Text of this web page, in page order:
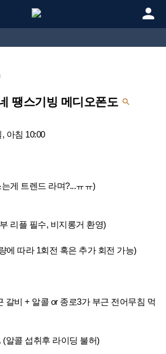

땡스기빙 메디오폰도 
아침 10:00
게 트렌드 라며?...ㅠㅠ)
리플 필수, 비지롱거 환영)
에 따라 1회전 혹은 추가 회전 가능)
갈비 + 알콜 or 종로3가 부근 전어무침 먹
알콜 섭취후 라이딩 불허)